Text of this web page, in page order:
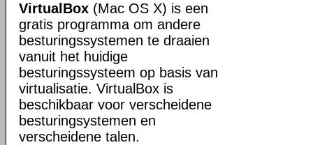
VirtualBox (Mac OS X) is een
gratis programma om andere
besturingssystemen te draaien
vanuit het huidige
besturingssysteem op basis van
virtualisatie. VirtualBox is
beschikbaar voor verscheidene
besturingsystemen en
verscheidene talen.